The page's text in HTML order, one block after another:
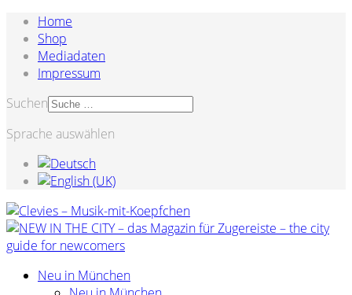
Home
Shop
Mediadaten
Impressum
Suchen
Sprache auswählen
Neu in München